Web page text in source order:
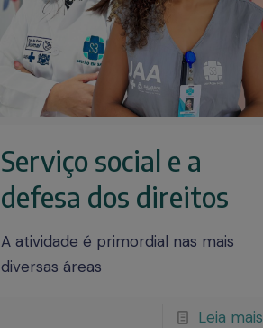
Serviço social e a
defesa dos direitos
A atividade é primordial nas mais
diversas áreas
Leia mais